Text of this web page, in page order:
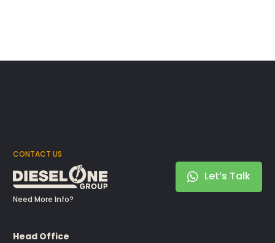
CONTACT US
Need More Info?
Let’s Talk
Head Office